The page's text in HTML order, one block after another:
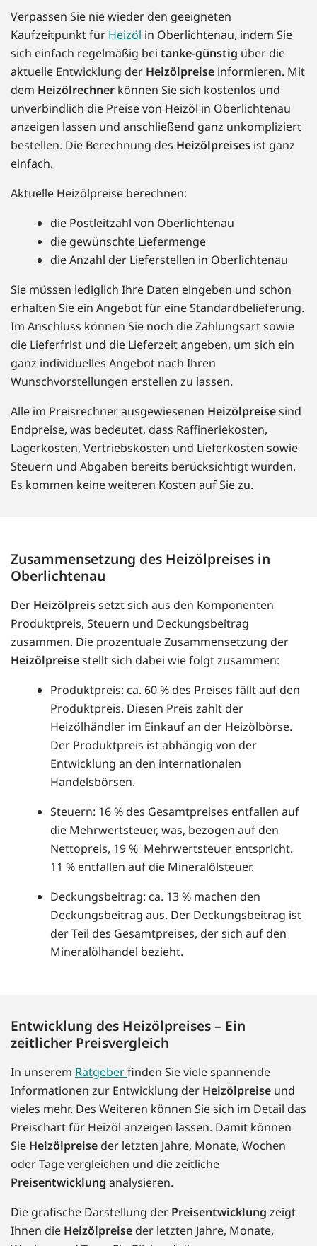
Verpassen Sie nie wieder den geeigneten
Kaufzeitpunkt für Heizöl in Oberlichtenau, indem Sie
sich einfach regelmäßig bei tanke-günstig über die
aktuelle Entwicklung der Heizölpreise informieren. Mit
dem Heizölrechner können Sie sich kostenlos und
unverbindlich die Preise von Heizöl in Oberlichtenau
anzeigen lassen und anschließend ganz unkompliziert
bestellen. Die Berechnung des Heizölpreises ist ganz
einfach.
Aktuelle Heizölpreise berechnen:
die Postleitzahl von Oberlichtenau
die gewünschte Liefermenge
die Anzahl der Lieferstellen in Oberlichtenau
Sie müssen lediglich Ihre Daten eingeben und schon
erhalten Sie ein Angebot für eine Standardbelieferung.
Im Anschluss können Sie noch die Zahlungsart sowie
die Lieferfrist und die Lieferzeit angeben, um sich ein
ganz individuelles Angebot nach Ihren
Wunschvorstellungen erstellen zu lassen.
Alle im Preisrechner ausgewiesenen Heizölpreisesind
Endpreise, was bedeutet, dass Raffineriekosten,
Lagerkosten, Vertriebskosten und Lieferkosten sowie
Steuern und Abgaben bereits berücksichtigt wurden.
Es kommen keine weiteren Kosten auf Sie zu.
Zusammensetzung des Heizölpreises in
Oberlichtenau
Der Heizölpreissetzt sich aus den Komponenten
Produktpreis, Steuern und Deckungsbeitrag
zusammen. Die prozentuale Zusammensetzung der
Heizölpreisestellt sich dabei wie folgt zusammen:
Produktpreis: ca. 60 % des Preises fällt auf den
Produktpreis. Diesen Preis zahlt der
Heizölhändler im Einkauf an der Heizölbörse.
Der Produktpreis ist abhängig von der
Entwicklung an den internationalen
Handelsbörsen.
Steuern: 16 % des Gesamtpreises entfallen auf
die Mehrwertsteuer, was, bezogen auf den
Nettopreis, 19 % Mehrwertsteuer entspricht.
11 % entfallen auf die Mineralölsteuer.
Deckungsbeitrag: ca. 13 % machen den
Deckungsbeitrag aus. Der Deckungsbeitrag ist
der Teil des Gesamtpreises, der sich auf den
Mineralölhandel bezieht.
Entwicklung des Heizölpreises – Ein
zeitlicher Preisvergleich
In unserem Ratgeberfinden Sie viele spannende
Informationen zur Entwicklung der Heizölpreise und
vieles mehr. Des Weiteren können Sie sich im Detail das
Preischart für Heizöl anzeigen lassen. Damit können
Sie Heizölpreise der letzten Jahre, Monate, Wochen
oder Tage vergleichen und die zeitliche
Preisentwicklung analysieren.
Die grafische Darstellung der Preisentwicklung zeigt
Ihnen die Heizölpreise der letzten Jahre, Monate,